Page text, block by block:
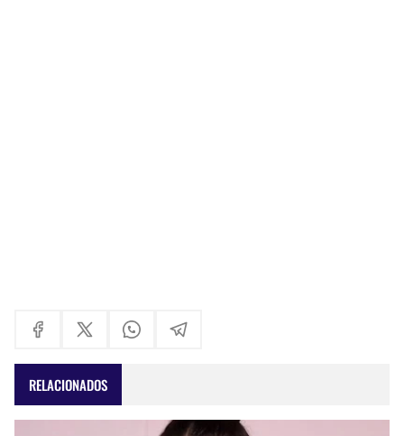
RELACIONADOS